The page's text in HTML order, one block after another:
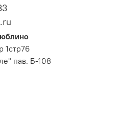
1стр76
пав. Б-108